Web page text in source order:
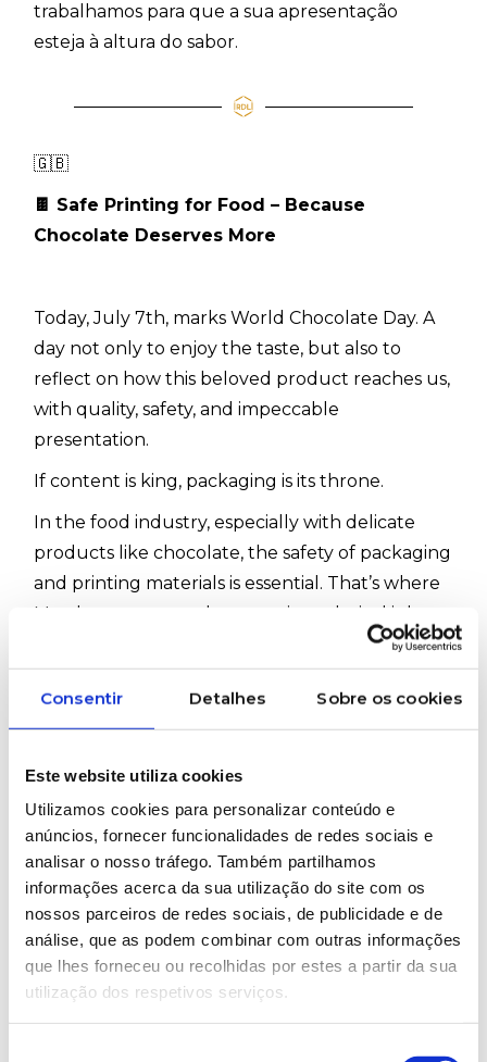
Consentir Detalhes Sobre os cookies
Este website utiliza cookies
Utilizamos cookies para personalizar conteúdo e
anúncios, fornecer funcionalidades de redes sociais e
analisar o nosso tráfego. Também partilhamos
informações acerca da sua utilização do site com os
nossos parceiros de redes sociais, de publicidade e de
análise, que as podem combinar com outras informações
que lhes forneceu ou recolhidas por estes a partir da sua
utilização dos respetivos serviços.
trabalhamos para que a sua apresentação
esteja à altura do sabor.
🇬🇧
🍫 Safe Printing for Food – Because
Chocolate Deserves More
Today, July 7th, marks World Chocolate Day. A
day not only to enjoy the taste, but also to
reflect on how this beloved product reaches us,
with quality, safety, and impeccable
presentation.
If content is king, packaging is its throne.
In the food industry, especially with delicate
products like chocolate, the safety of packaging
and printing materials is essential. That’s where
Marabu, our trusted partner in technical inks,
✔️ UltraPack UVFP
A UV-curable, low-migration ink, ideal for
printing on:
• Pre-treated plastic packaging (PE/PP)
• Chocolate labels, lids, and jars
• Products sensitive to substance migration
With EuPIA GMP certification, UltraPack UVFP